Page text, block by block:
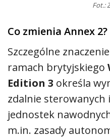
Fot.:
Co zmienia Annex 2?
Szczególne
ramach brytyjskiego
Edition 3 określa
zdalnie sterowanych
jednostek
m.in. zasady